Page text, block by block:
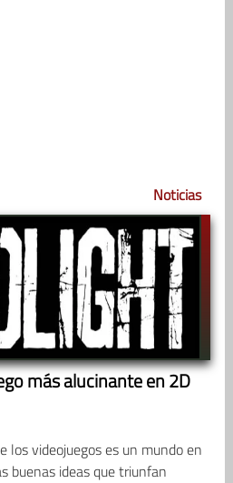
Noticias
más alucinante en 2D
los videojuegos es un mundo en
buenas ideas que triunfan